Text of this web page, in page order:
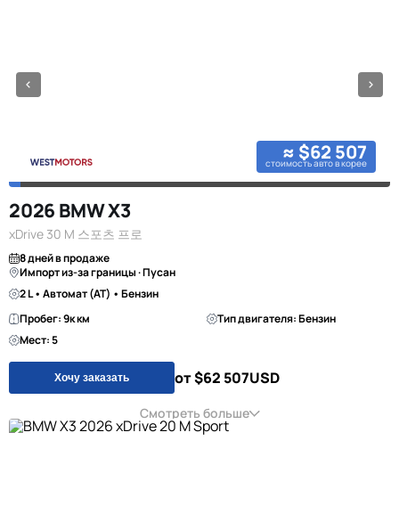
≈ $62 507
стоимость авто в корее
2026 BMW X3
xDrive 30 M 스포츠 프로
8 дней в продаже
Импорт из-за границы · Пусан
2 L • Автомат (AT) • Бензин
Пробег: 9к км
Тип двигателя: Бензин
Мест: 5
Хочу заказать от $62 507USD
Смотреть больше